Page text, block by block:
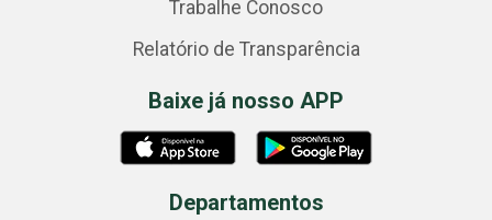
Trabalhe Conosco
Relatório de Transparência
Baixe já nosso APP
Departamentos